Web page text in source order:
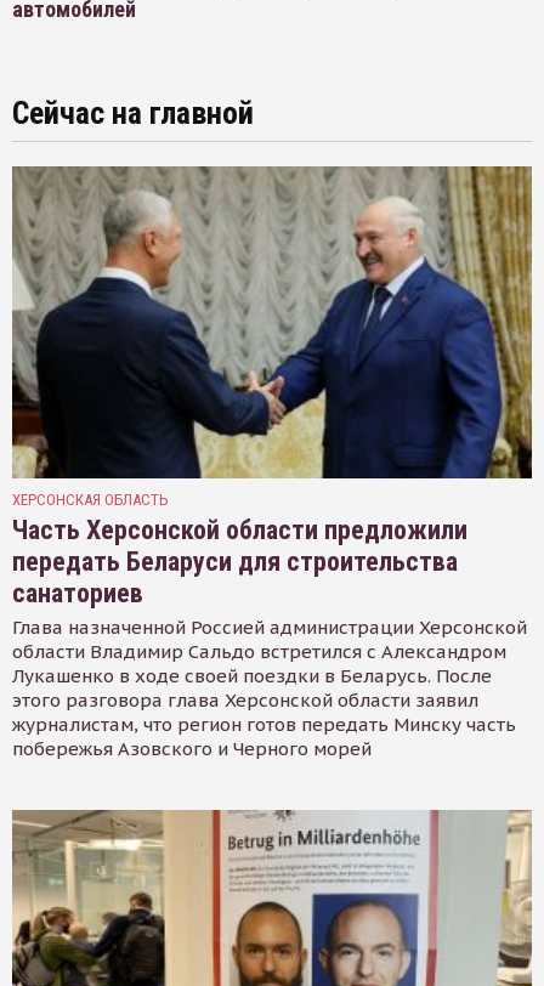
автомобилей
Сейчас на главной
ХЕРСОНСКАЯ ОБЛАСТЬ
Часть Херсонской области предложили
передать Беларуси для строительства
санаториев
Глава назначенной Россией администрации Херсонской
области Владимир Сальдо встретился с Александром
Лукашенко в ходе своей поездки в Беларусь. После
этого разговора глава Херсонской области заявил
журналистам, что регион готов передать Минску часть
побережья Азовского и Черного морей